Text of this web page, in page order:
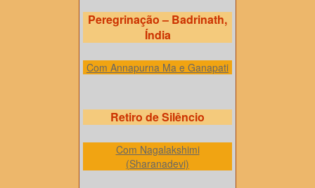
Peregrinação – Badrinath,
Índia
Com Annapurna Ma e Ganapati
Retiro de Silêncio
Com Nagalakshimi
(Sharanadevi)